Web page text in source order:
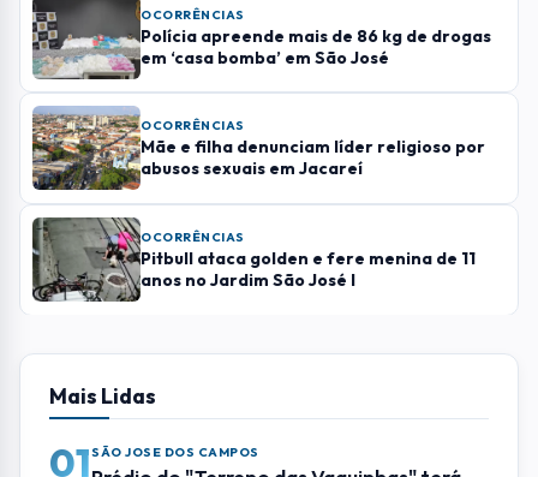
ENVIAR COMENTÁRIO
Leia Também
OCORRÊNCIAS
em ‘casa bomba’ em São José